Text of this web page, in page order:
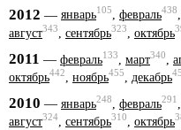
2012 — январь105, февраль438
август343, сентябрь323, октябрь
2011 — февраль133 март340
октябрь442, ноябрь455, декабрь
2010 — январь248 февраль291
август324, сентябрь310, октябрь